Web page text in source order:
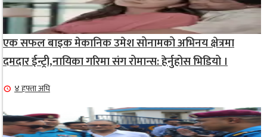
एक सफल बाइक मेकानिक उमेश सोनामको अभिनय क्षेत्रमा
दमदार ईन्ट्री,नायिका गरिमा संग रोमान्स: हेर्नुहोस भिडियो ।
४ हफ्ता अघि